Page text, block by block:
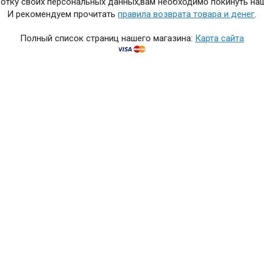
И рекомендуем прочитатьправила возврата товара и денег.
Полный список страниц нашего магазина: Карта сайта